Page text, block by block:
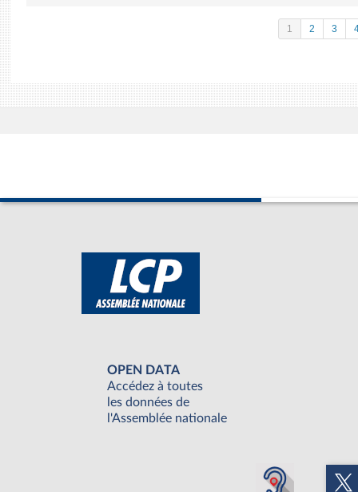
1 2 3
OPEN DATA
Accédez à toutes
les données de
l'Assemblée nationale